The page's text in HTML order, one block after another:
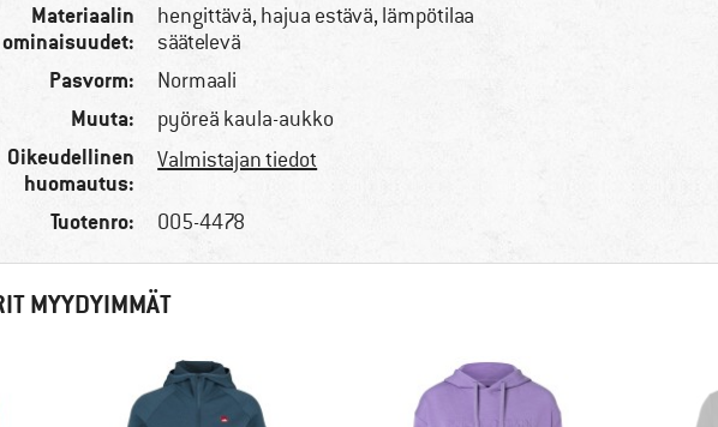
Materiaalin
ominaisuudet:
hengittävä, hajua estävä, lämpötilaa
säätelevä
Pasvorm: Normaali
Muuta: pyöreä kaula-aukko
Oikeudellinen
huomautus:
Valmistajan tiedot
Tuotenro: 005-4478
MYYDYIMMÄT